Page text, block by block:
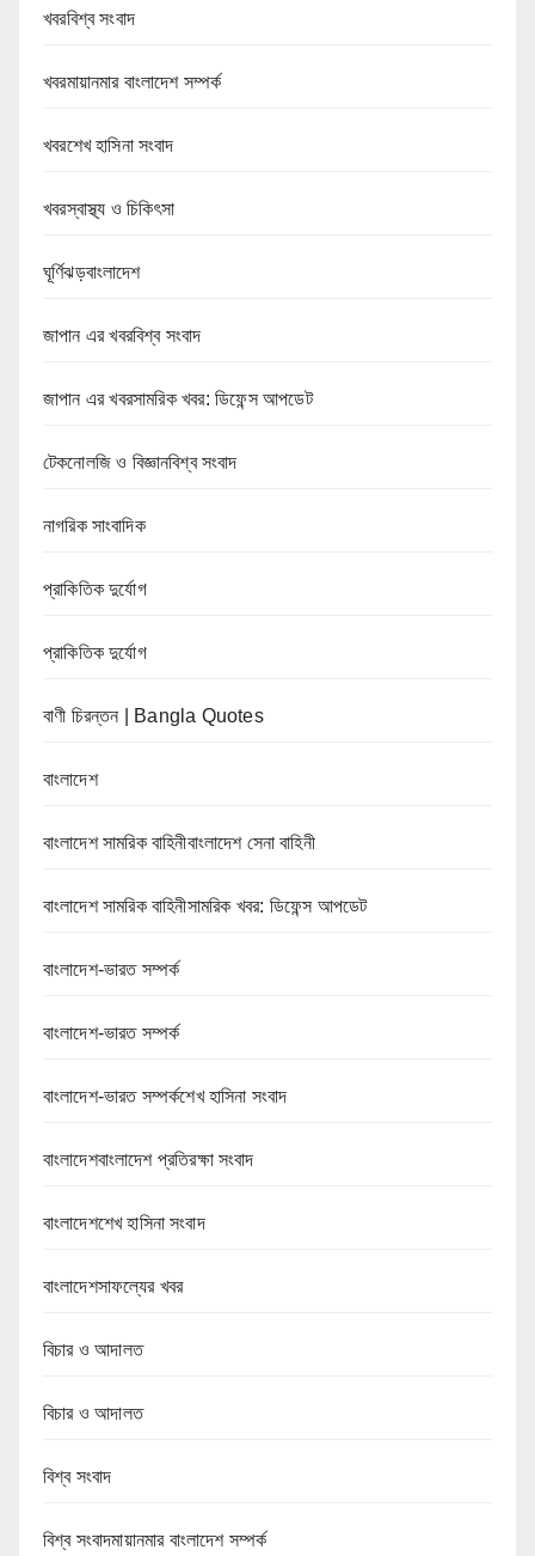
খবরবিশ্ব সংবাদ
খবরমায়ানমার বাংলাদেশ সম্পর্ক
খবরশেখ হাসিনা সংবাদ
খবরস্বাস্থ্য ও চিকিৎসা
ঘূর্ণিঝড়বাংলাদেশ
জাপান এর খবরবিশ্ব সংবাদ
জাপান এর খবরসামরিক খবর: ডিফেন্স আপডেট
টেকনোলজি ও বিজ্ঞানবিশ্ব সংবাদ
নাগরিক সাংবাদিক
প্রাকিতিক দুর্যোগ
প্রাকিতিক দুর্যোগ
বাণী চিরন্তন | Bangla Quotes
বাংলাদেশ
বাংলাদেশ সামরিক বাহিনীবাংলাদেশ সেনা বাহিনী
বাংলাদেশ সামরিক বাহিনীসামরিক খবর: ডিফেন্স আপডেট
বাংলাদেশ-ভারত সম্পর্ক
বাংলাদেশ-ভারত সম্পর্ক
বাংলাদেশ-ভারত সম্পর্কশেখ হাসিনা সংবাদ
বাংলাদেশবাংলাদেশ প্রতিরক্ষা সংবাদ
বাংলাদেশশেখ হাসিনা সংবাদ
বাংলাদেশসাফল্যের খবর
বিচার ও আদালত
বিচার ও আদালত
বিশ্ব সংবাদ
বিশ্ব সংবাদমায়ানমার বাংলাদেশ সম্পর্ক